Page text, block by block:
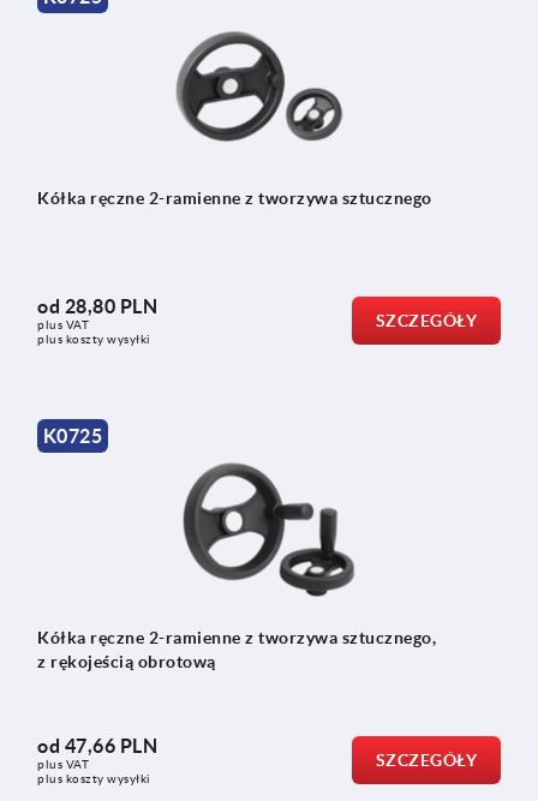
Kółka ręczne 2-ramienne z tworzywa sztucznego
od 28,80 PLN
plus VAT
plus koszty wysyłki
SZCZEGÓŁY
K0725
Kółka ręczne 2-ramienne z tworzywa sztucznego,
z rękojeścią obrotową
od 47,66 PLN
plus VAT
plus koszty wysyłki
SZCZEGÓŁY